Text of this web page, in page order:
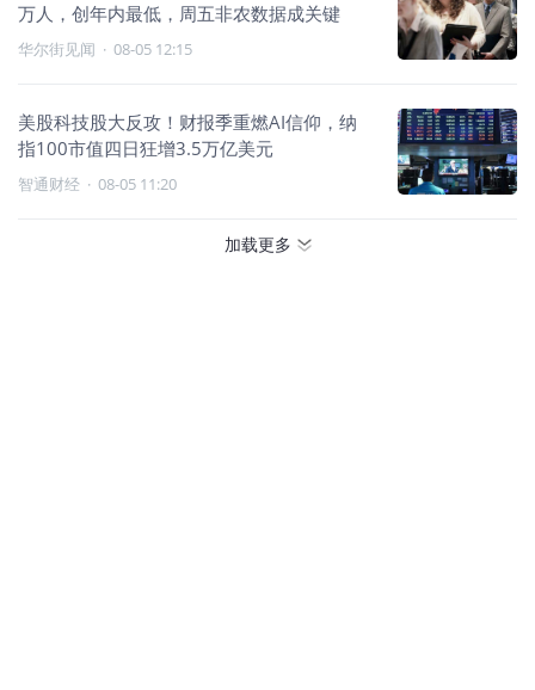
万人，创年内最低，周五非农数据成关键
华尔街见闻 · 08-05 12:15
美股科技股大反攻！财报季重燃AI信仰，纳
指100市值四日狂增3.5万亿美元
智通财经 · 08-05 11:20
加载更多